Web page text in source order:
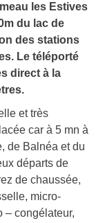
les Estives
du lac de
des stations
Le téléporté
direct à la
et très
car à 5 mn à
de Balnéa et du
départs de
de chaussée,
micro-
– congélateur,